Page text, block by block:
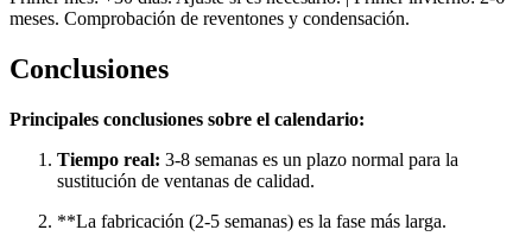
meses. Comprobación de reventones y condensación.
Conclusiones
Principales conclusiones sobre el calendario:
Tiempo real: 3-8 semanas es un plazo normal para la
sustitución de ventanas de calidad.
**La fabricación (2-5 semanas) es la fase más larga.